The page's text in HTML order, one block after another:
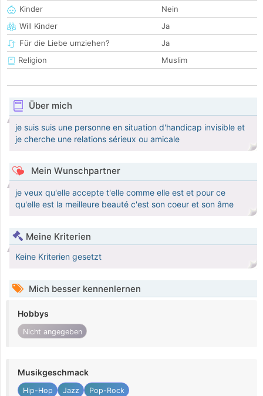
Kinder
Nein
Will Kinder
Ja
Für die Liebe umziehen?
Ja
Religion
Muslim
Über mich
je suis suis une personne en situation d'handicap invisible et
je cherche une relations sérieux ou amicale
Mein Wunschpartner
je veux qu'elle accepte t'elle comme elle est et pour ce
qu'elle est la meilleure beauté c'est son coeur et son âme
Meine Kriterien
Keine Kriterien gesetzt
Mich besser kennenlernen
Hobbys
Nicht angegeben
Musikgeschmack
Hip-Hop Jazz Pop-Rock